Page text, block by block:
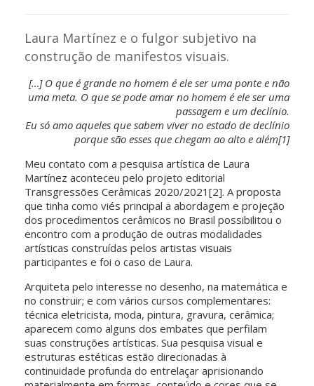
Laura Martínez e o fulgor subjetivo na
construção de manifestos visuais.
[…] O que é grande no homem é ele ser uma ponte e não
uma meta. O que se pode amar no homem é ele ser uma
passagem e um declínio.
Eu só amo aqueles que sabem viver no estado de declínio
porque são esses que chegam ao alto e além[1]
Meu contato com a pesquisa artística de Laura
Martínez aconteceu pelo projeto editorial
Transgressões Cerâmicas 2020/2021[2]. A proposta
que tinha como viés principal a abordagem e projeção
dos procedimentos cerâmicos no Brasil possibilitou o
encontro com a produção de outras modalidades
artísticas construídas pelos artistas visuais
participantes e foi o caso de Laura.
Arquiteta pelo interesse no desenho, na matemática e
no construir; e com vários cursos complementares:
técnica eletricista, moda, pintura, gravura, cerâmica;
aparecem como alguns dos embates que perfilam
suas construções artísticas. Sua pesquisa visual e
estruturas estéticas estão direcionadas à
continuidade profunda do entrelaçar aprisionando